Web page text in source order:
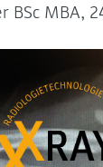
BSc MBA,